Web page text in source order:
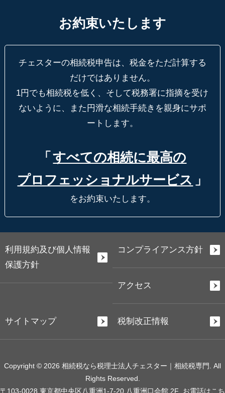
お約束いたします
チェスターの相続税申告は、税金をただ計算する
だけではありません。
1円でも相続税を低く、そして税務署に指摘を受け
ないように、
また円滑な相続手続きを親身にサポ
ートします。
「 すべての相続に最高の
プロフェッショナルサービス 」
をお約束いたします。
利用規約及び個人情報
保護方針
コンプライアンス方針
アクセス
サイトマップ 税制改正情報
Copyright © 2026 相続税なら税理士法人チェスター｜相続税専門. All
Rights Reserved.
〒103-0028 東京都中央区八重洲1-7-20 八重洲口会館 2F お電話はこち